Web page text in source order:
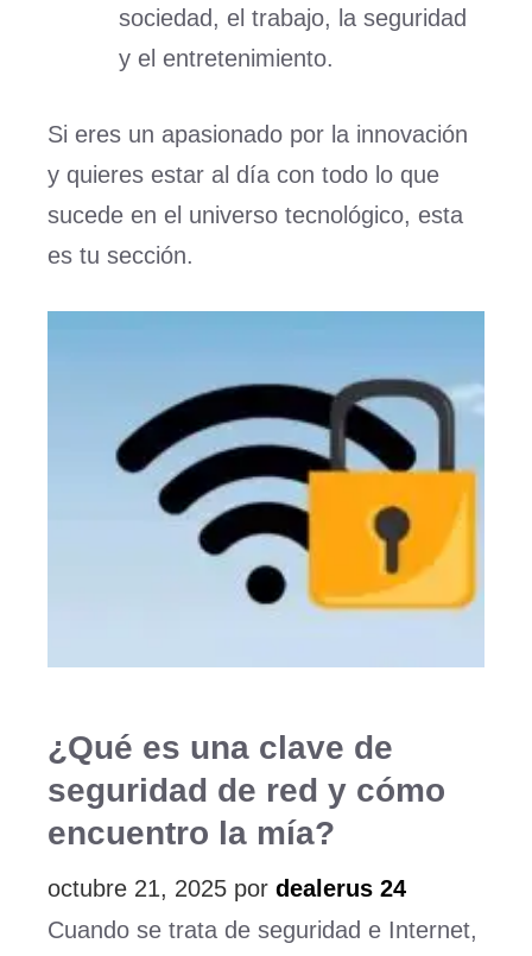
sociedad, el trabajo, la seguridad
y el entretenimiento.
Si eres un apasionado por la innovación
y quieres estar al día con todo lo que
sucede en el universo tecnológico, esta
es tu sección.
¿Qué es una clave de
seguridad de red y cómo
encuentro la mía?
octubre 21, 2025 por dealerus 24
Cuando se trata de seguridad e Internet,